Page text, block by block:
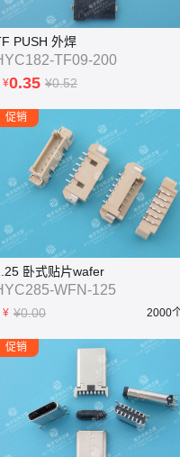
PUSH 外焊
TF09-200
¥0.35 ¥0.52
促销
卧式贴片wafer
WFN-125
¥ ¥0.00 2000
促销